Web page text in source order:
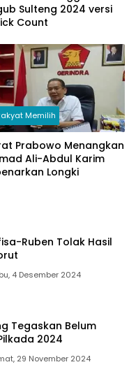
Sulteng 2024 versi
Count
Memilih
Prabowo Menangkan
Ali-Abdul Karim
Longki
Ruben Tolak Hasil
4 Desember 2024
Tegaskan Belum
2024
29 November 2024